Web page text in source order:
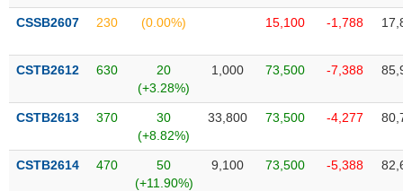
CSSB2607 230 (0.00%) 15,100 -1,788
CSTB2612 630
20
(+3.28%)
1,000 73,500 -7,388
CSTB2613 370
30
(+8.82%)
33,800 73,500 -4,277
CSTB2614 470
50
(+11.90%)
9,100 73,500 -5,388
tạo